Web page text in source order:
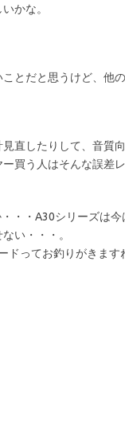
かな。
とだと思うけど、他
直したりして、音質
買う人はそんな誤差
・・A30シリーズは
い・・・。
ドってお釣りがきます